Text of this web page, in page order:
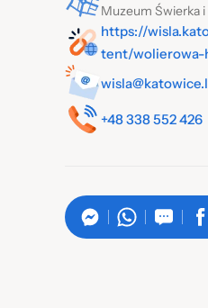
Muzeum Świerka i
https://
tent/wolierowa-
+48 338 552 426